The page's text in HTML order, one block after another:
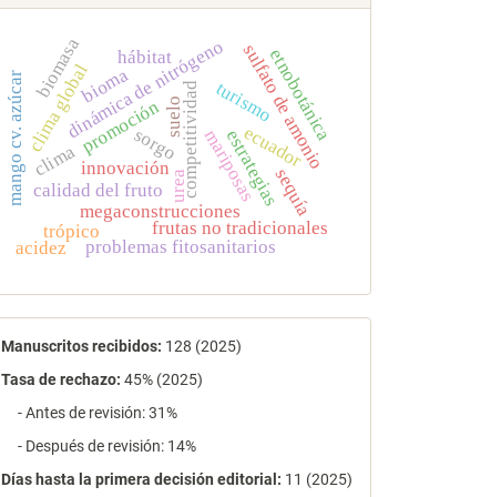
turismo
competitividad
promoción estrategias
innovación
dinámica de nitrógenosulfato de amonio
urea
sorgo
megaconstrucciones
frutas no tradicionales
calidad del fruto
problemas fitosanitarios
clima global ecuador
hábitat
mariposas sequía
suelo
mango cv. azúcar etnobotánica
biomasa
clima
trópico
acidez
bioma
estadísticas
Manuscritos recibidos: 128 (2025)
Tasa de rechazo: 45% (2025)
- Antes de revisión: 31%
- Después de revisión: 14%
Días hasta la primera decisión editorial: 11 (2025)